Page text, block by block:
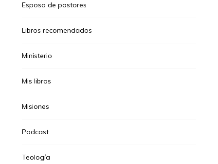
Esposa de pastores
Libros recomendados
Ministerio
Mis libros
Misiones
Podcast
Teología